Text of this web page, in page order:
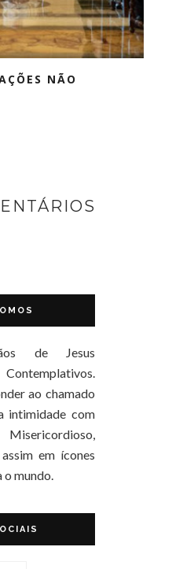
NÃO
de Jesus
ao chamado
intimidade com
em ícones
mundo.